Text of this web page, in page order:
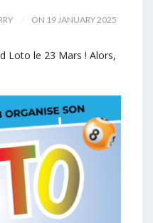
ON 19 JANUARY 2025
Loto le 23 Mars ! Alors,